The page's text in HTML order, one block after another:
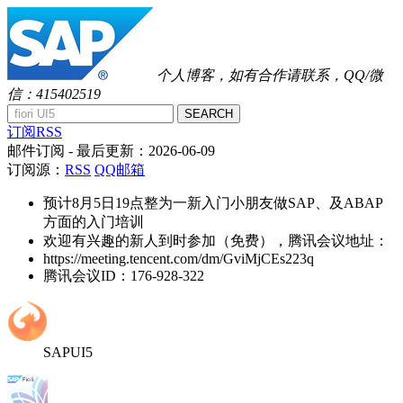
个人博客，如有合作请联系，QQ/微
信：415402519
SEARCH
订阅RSS
邮件订阅 - 最后更新： 2026-06-09
订阅源： RSS QQ邮箱
预计8月5日19点整为一新入门小朋友做SAP、及ABAP
方面的入门培训
欢迎有兴趣的新人到时参加（免费），腾讯会议地址：
https://meeting.tencent.com/dm/GviMjCEs223q
腾讯会议ID：176-928-322
SAPUI5